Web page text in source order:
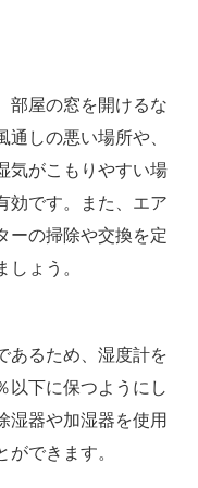
部屋の窓を開けるな
しの悪い場所や、
気がこもりやすい場
効です。また、エア
ーの掃除や交換を定
ょう。
あるため、湿度計を
以下に保つようにし
湿器や加湿器を使用
できます。